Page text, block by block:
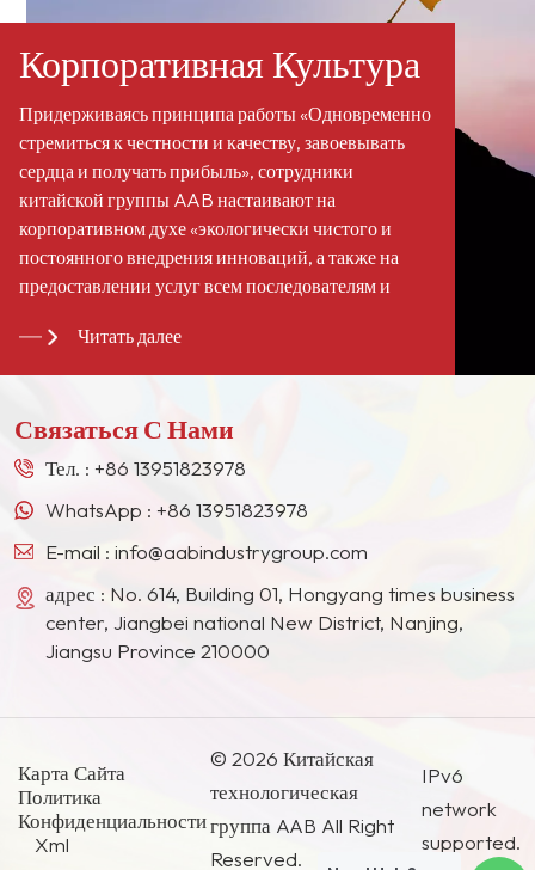
Корпоративная Культура
Придерживаясь принципа работы «Одновременно
стремиться к честности и качеству, завоевывать
сердца и получать прибыль», сотрудники
китайской группы AAB настаивают на
корпоративном духе «экологически чистого и
постоянного внедрения инноваций, а также на
предоставлении услуг всем последователям и
долгосрочными стабильными поставщиками для
многих гигантов лакокрасочной промышленности
Востоке, в Юго-Восточной Азии, Японии, Южной
Корее и других странах и регионах.
Читать далее
Связаться С Нами
Тел. : +86 13951823978
WhatsApp : +86 13951823978
E-mail : info@aabindustrygroup.com
адрес : No. 614, Building 01, Hongyang times business
center, Jiangbei national New District, Nanjing,
Jiangsu Province 210000
Карта Сайта
Политика
Конфиденциальности
Xml
© 2026 Китайская
технологическая
группа AAB All Right
Reserved.
IPv6
network
supported.